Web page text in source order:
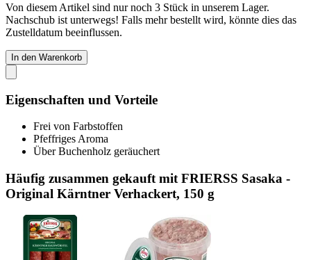
Von diesem Artikel sind nur noch 3 Stück in unserem Lager.
Nachschub ist unterwegs! Falls mehr bestellt wird, könnte dies das
Zustelldatum beeinflussen.
In den Warenkorb
Eigenschaften und Vorteile
Frei von Farbstoffen
Pfeffriges Aroma
Über Buchenholz geräuchert
Häufig zusammen gekauft mit FRIERSS Sasaka -
Original Kärntner Verhackert, 150 g